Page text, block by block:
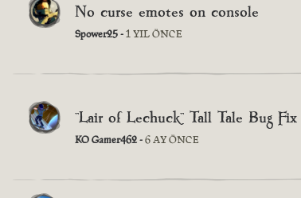
No curse emotes on console
Spower25 -1 YIL ÖNCE
"Lair of Lechuck" Tall Tale Bug Fix
KO Gamer462 -6 AY ÖNCE